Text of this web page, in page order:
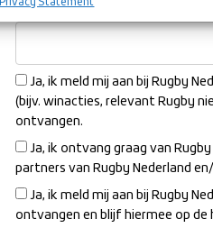
Privacy Statement
Welke vereniging mag jou
Ja, ik meld mij aan bij Rugby
(bijv. winacties, relevant Rugby
ontvangen.
Ja, ik ontvang graag van
partners van Rugby Nederland
Ja, ik meld mij aan bij Rugby
ontvangen en blijf hiermee op